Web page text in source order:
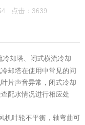
点击：3639
却塔、闭式横流冷却
却塔在使用中常见的问
片声音异常，闭式冷却
配水情况进行相应处
机叶轮不平衡，轴弯曲可